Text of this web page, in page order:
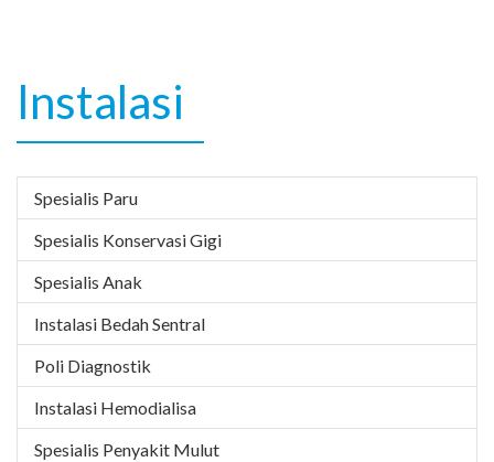
Instalasi
Spesialis Paru
Spesialis Konservasi Gigi
Spesialis Anak
Instalasi Bedah Sentral
Poli Diagnostik
Instalasi Hemodialisa
Spesialis Penyakit Mulut